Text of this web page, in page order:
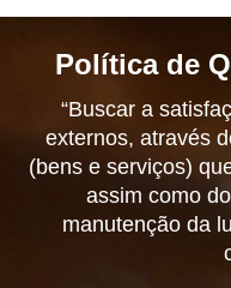
Política de
“Buscar a
externos, através
(bens e serviços)
assim como
manutenção da